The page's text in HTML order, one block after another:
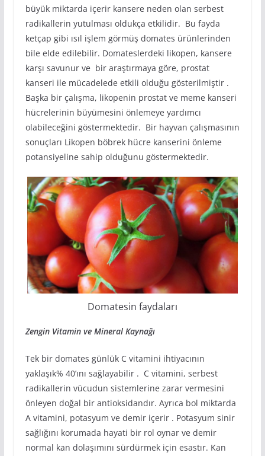
büyük miktarda içerir kansere neden olan serbest
radikallerin yutulması oldukça etkilidir. Bu fayda
ketçap gibi ısıl işlem görmüş domates ürünlerinden
bile elde edilebilir. Domateslerdeki likopen, kansere
karşı savunur ve bir araştırmaya göre, prostat
kanseri ile mücadelede etkili olduğu gösterilmiştir .
Başka bir çalışma, likopenin prostat ve meme kanseri
hücrelerinin büyümesini önlemeye yardımcı
olabileceğini göstermektedir. Bir hayvan çalışmasının
sonuçları Likopen böbrek hücre kanserini önleme
potansiyeline sahip olduğunu göstermektedir.
Domatesin faydaları
Zengin Vitamin ve Mineral Kaynağı
Tek bir domates günlük C vitamini ihtiyacının
yaklaşık% 40’ını sağlayabilir . C vitamini, serbest
radikallerin vücudun sistemlerine zarar vermesini
önleyen doğal bir antioksidandır. Ayrıca bol miktarda
A vitamini, potasyum ve demir içerir . Potasyum sinir
sağlığını korumada hayati bir rol oynar ve demir
normal kan dolaşımını sürdürmek için esastır. Kan